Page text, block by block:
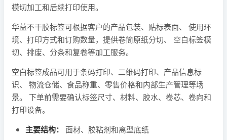
模切加工和后续打印使用。
华益不干胶标签可根据客户的产品包装、贴标表面、 使用环
境、打印方式和订购数量，提供卷筒原纸分切、 空白标签模
切、排废、分条和复卷等加工服务。
空白标签成品可用于条码打印、二维码打印、产品信息标
识、 物流仓储、食品称重、零售价格和内部生产管理等场
景。 下单前需要确认标签尺寸、材料、胶水、卷芯、卷向和
打印设备。
主要结构： 面材、胶粘剂和离型底纸